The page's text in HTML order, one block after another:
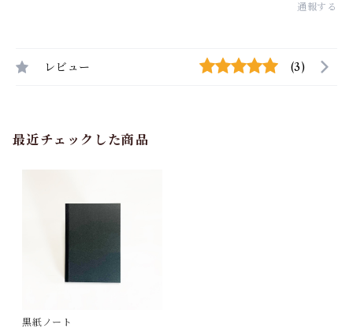
通報する
レビュー (3)
最近チェックした商品
黒紙ノート